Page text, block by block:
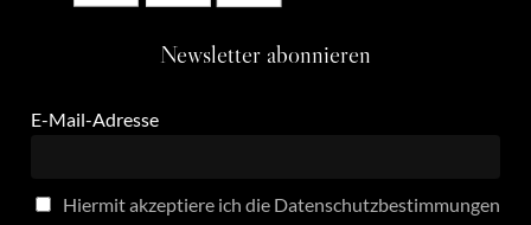
Newsletter abonnieren
E-Mail-Adresse
Hiermit akzeptiere ich die Datenschutzbestimmungen